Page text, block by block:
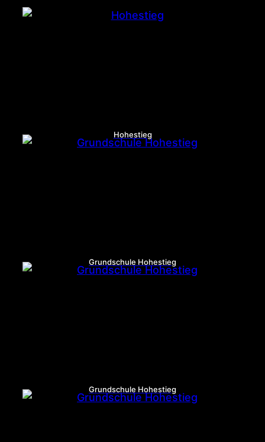
Hohestieg
Grundschule Hohestieg
Grundschule Hohestieg